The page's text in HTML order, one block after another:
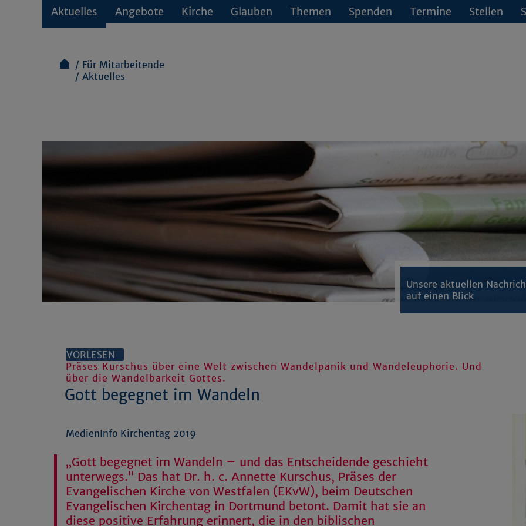
Aktuelles Angebote Kirche Glauben Themen Spenden Termine Stellen
Für Mitarbeitende
Aktuelles
Unsere aktuellen
auf einen Blick
VORLESEN
Präses Kurschus über eine Welt zwischen Wandelpanik und Wandeleuphorie. Und
über die Wandelbarkeit Gottes.
Gott begegnet im Wandeln
MedienInfo Kirchentag 2019
„Gott begegnet im Wandeln – und das Entscheidende geschieht
unterwegs.“ Das hat Dr. h. c. Annette Kurschus, Präses der
Evangelischen Kirche von Westfalen (EKvW), beim Deutschen
Evangelischen Kirchentag in Dortmund betont. Damit hat sie an
diese positive Erfahrung erinnert, die in den biblischen